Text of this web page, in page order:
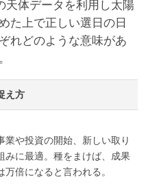
天体データを利用し太陽
た上で正しい選日の日
れどのような意味があ
え方
業や投資の開始、新しい取り
みに最適。種をまけば、成果
万倍になると言われる。